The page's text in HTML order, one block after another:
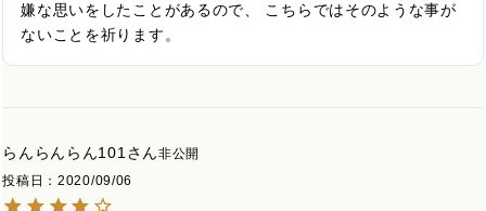
嫌な思いをしたことがあるので、 こちらではそのような事が
ないことを祈ります。
らんらんらん101
非公開
投稿日
2020/09/06